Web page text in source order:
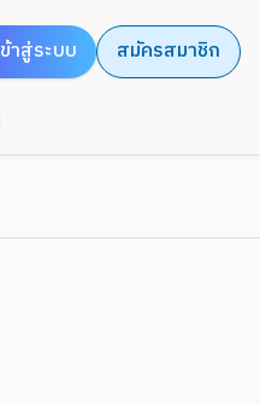
าสู่ระบบ สมัครสมาชิก